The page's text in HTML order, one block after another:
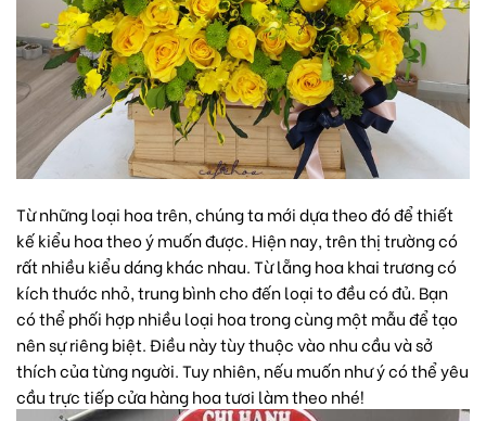
Từ những loại hoa trên, chúng ta mới dựa theo đó để thiết
kế kiểu hoa theo ý muốn được. Hiện nay, trên thị trường có
rất nhiều kiểu dáng khác nhau. Từ lẵng hoa khai trương có
kích thước nhỏ, trung bình cho đến loại to đều có đủ. Bạn
có thể phối hợp nhiều loại hoa trong cùng một mẫu để tạo
nên sự riêng biệt. Điều này tùy thuộc vào nhu cầu và sở
thích của từng người. Tuy nhiên, nếu muốn như ý có thể yêu
cầu trực tiếpcửa hàng hoa tươi làm theo nhé!